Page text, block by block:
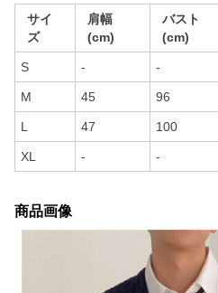
サイ
ズ
肩幅
(cm)
バスト
(cm)
S - -
M 45 96
L 47 100
XL - -
商品画像